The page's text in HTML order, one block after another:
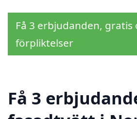
Få 3 erbjudanden, gratis
förpliktelser
Få 3